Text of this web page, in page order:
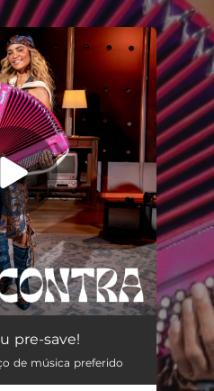
pre-save!
de música preferido